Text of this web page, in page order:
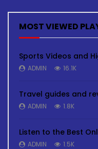
MOST VIEWED
Sports Videos and
ADMIN 16.1K
Travel guides and
ADMIN 1.8K
Listen to the Best
ADMIN 1.5K